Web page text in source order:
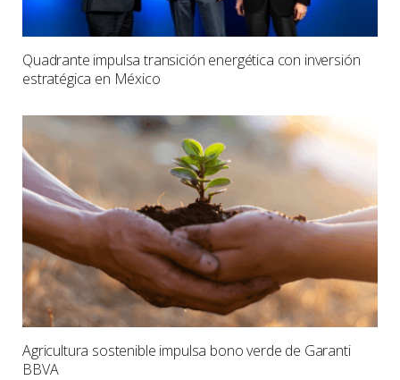
Quadrante impulsa transición energética con inversión
estratégica en México
Agricultura sostenible impulsa bono verde de Garanti
BBVA